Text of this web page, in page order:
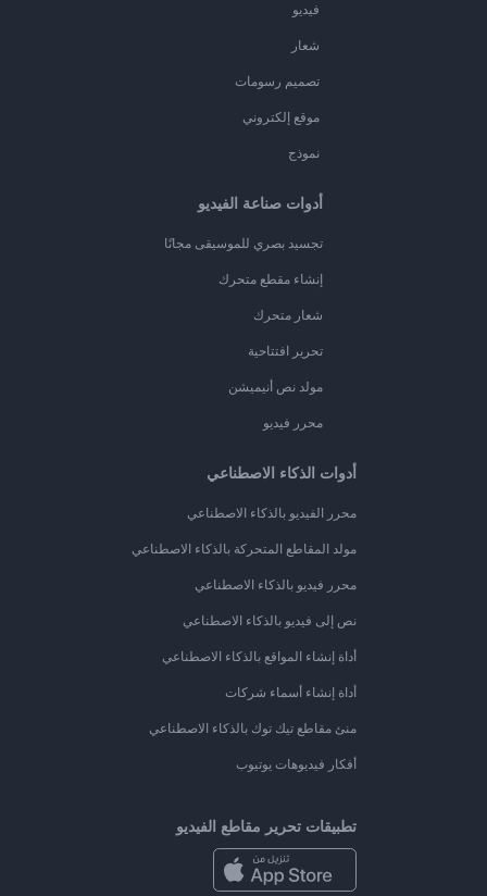
فيديو
شعار
تصميم رسومات
موقع إلكتروني
نموذج
أدوات صناعة الفيديو
تجسيد بصري للموسيقى مجانًا
إنشاء مقطع متحرك
شعار متحرك
تحرير افتتاحية
مولد نص أنيميشن
محرر فيديو
أدوات الذكاء الاصطناعي
محرر الفيديو بالذكاء الاصطناعي
مولد المقاطع المتحركة بالذكاء الاصطناعي
محرر فيديو بالذكاء الاصطناعي
نص إلى فيديو بالذكاء الاصطناعي
أداة إنشاء المواقع بالذكاء الاصطناعي
أداة إنشاء أسماء شركات
منئ مقاطع تيك توك بالذكاء الاصطناعي
أفكار فيديوهات يوتيوب
تطبيقات تحرير مقاطع الفيديو